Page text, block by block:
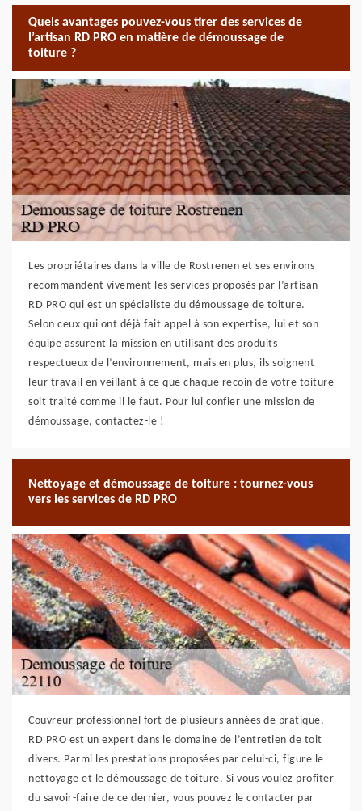
Quels avantages pouvez-vous tirer des services de
l’artisan RD PRO en matière de démoussage de
toiture ?
Les propriétaires dans la ville de Rostrenen et ses environs
recommandent vivement les services proposés par l’artisan
RD PRO qui est un spécialiste du démoussage de toiture.
Selon ceux qui ont déjà fait appel à son expertise, lui et son
équipe assurent la mission en utilisant des produits
respectueux de l’environnement, mais en plus, ils soignent
leur travail en veillant à ce que chaque recoin de votre toiture
soit traité comme il le faut. Pour lui confier une mission de
démoussage, contactez-le !
Nettoyage et démoussage de toiture : tournez-vous
vers les services de RD PRO
Couvreur professionnel fort de plusieurs années de pratique,
RD PRO est un expert dans le domaine de l’entretien de toit
divers. Parmi les prestations proposées par celui-ci, figure le
nettoyage et le démoussage de toiture. Si vous voulez profiter
du savoir-faire de ce dernier, vous pouvez le contacter par